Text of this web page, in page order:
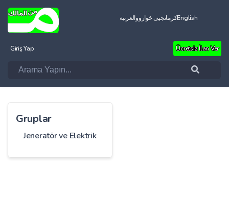
العربيةکرمانجیی خوارووEnglish
Giriş Yap Ücretsiz İlan Ver
Gruplar
Jeneratör ve Elektrik